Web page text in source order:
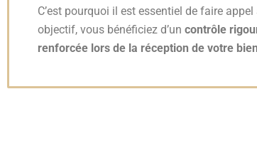
C’est pourquoi il est essentiel de faire appel
objectif, vous bénéficiez d’un contrôle
renforcée lors de la réception de votre